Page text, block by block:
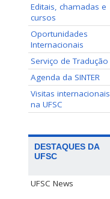
Editais, chamadas e
cursos
Oportunidades
Internacionais
Serviço de Tradução
Agenda da SINTER
Visitas internacionais
na UFSC
DESTAQUES DA
UFSC
UFSC News